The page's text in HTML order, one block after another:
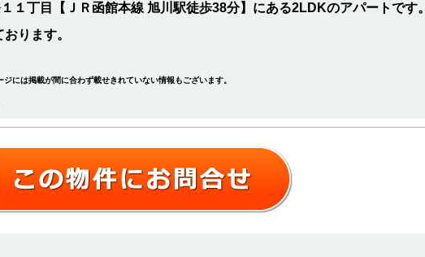
１丁目【ＪＲ函館本線 旭川駅徒歩38分】にある2LDKのアパートです。
ります。
には掲載が間に合わず載せきれていない情報もございます。